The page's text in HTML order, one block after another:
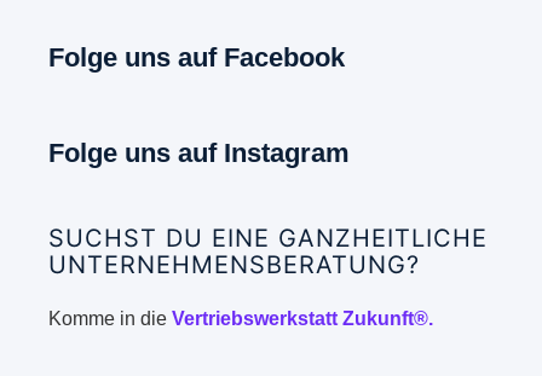
Folge uns auf Facebook
Folge uns auf Instagram
SUCHST DU EINE GANZHEITLICHE
UNTERNEHMENSBERATUNG?
Komme in dieVertriebswerkstatt Zukunft®.